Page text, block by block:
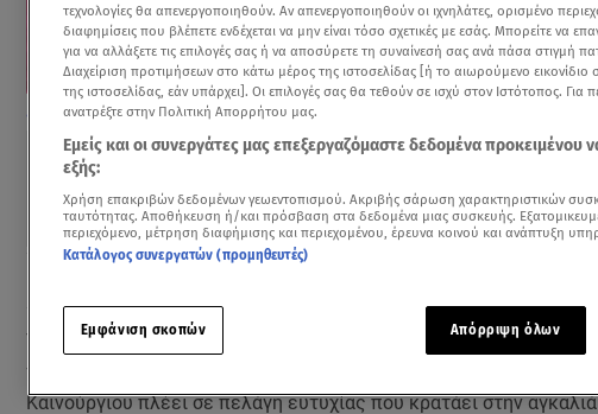
Δείτε ένα από τα βιντεάκια που πόσταρε η Κατερίνα Καινούργιου μέσα από το
Δείτε περισσότερα άρθρα μας στα αποτελέσματα
Add star.gr on Google
Το βράδυ της Παρασκευής 15 Μαϊου, ο Πάνος Κουτσουμπής
γλυκιά φωτογραφία της κόρης του στο instagram. Ο σύντροφος
Καινούργιου πλέει σε πελάγη ευτυχίας που κρατάει στην
τεχνολογίες θα απενεργοποιηθούν. Αν απενεργοποιηθούν οι ιχνηλάτες, ορισμένο
διαφημίσεις που βλέπετε ενδέχεται να μην είναι τόσο σχετικές με εσάς. Μπορείτε να
για να αλλάξετε τις επιλογές σας ή να αποσύρετε τη συναίνεσή σας ανά πάσα στιγμή
Διαχείριση προτιμήσεων στο κάτω μέρος της ιστοσελίδας [ή το αιωρούμενο
της ιστοσελίδας, εάν υπάρχει]. Οι επιλογές σας θα τεθούν σε ισχύ στον Ιστότοπος. Για
ανατρέξτε στην Πολιτική Απορρήτου μας.
Εμείς και οι συνεργάτες μας επεξεργαζόμαστε δεδομένα προκειμένου
εξής:
Χρήση επακριβών δεδομένων γεωεντοπισμού. Ακριβής σάρωση χαρακτηριστικών
ταυτότητας. Αποθήκευση ή/και πρόσβαση στα δεδομένα μιας συσκευής.
περιεχόμενο, μέτρηση διαφήμισης και περιεχομένου, έρευνα κοινού και ανάπτυξη
Κατάλογος συνεργατών (προμηθευτές)
Εμφάνιση σκοπών Απόρριψη όλων